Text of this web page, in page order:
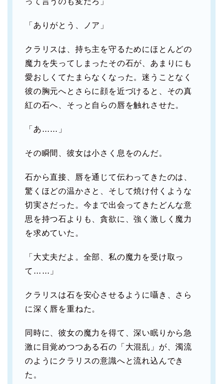
「ありがとう、ノア」
クラリスは、持ち主を守るためにほとんどの
魔力を失ってしまったその石が、あまりにも
愛おしくてたまらなくなった。迷うことなく
彼の胸元へとさらに顔を近づけると、その真
紅の石へ、そっと自らの唇を触れさせた。
「あ……」
その瞬間、彼女は小さく息をのんだ。
石から直接、唇を通じて伝わってきたのは、
驚くほどの温かさと、そして焼け付くような
切実さだった。今まで出会ってきたどんな意
思を持つ石よりも、貪欲に、強く激しく魔力
を求めていた。
「大丈夫だよ。全部、私の魔力を受け取っ
て……」
クラリスは石を安心させるように囁き、さら
に深く唇を重ねた。
同時に、彼女の魔力を得て、深い眠りから急
激に目覚めつつある石の「大混乱」が、濁流
のようにクラリスの意識へと流れ込んでき
た。